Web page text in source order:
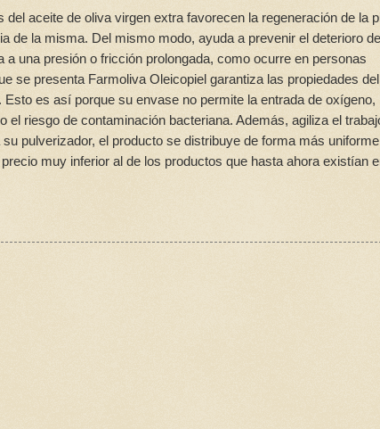
aceite de oliva virgen extra favorecen la regeneración de la
de la misma. Del mismo modo, ayuda a prevenir el deterioro
una presión o fricción prolongada, como ocurre en personas
se presenta Farmoliva Oleicopiel garantiza las propiedades del
es así porque su envase no permite la entrada de oxígeno,
riesgo de contaminación bacteriana. Además, agiliza el
pulverizador, el producto se distribuye de forma más
muy inferior al de los productos que hasta ahora existían